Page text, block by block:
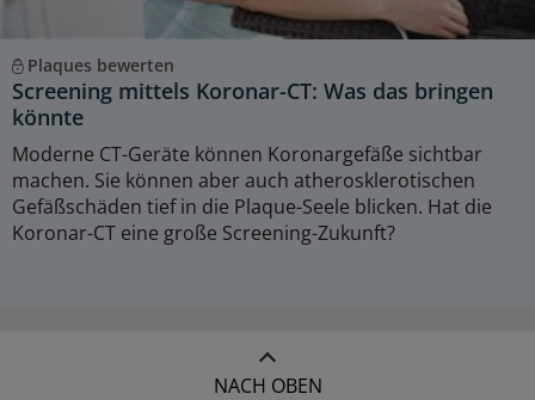
Plaques bewerten
Screening mittels Koronar-CT: Was das bringen
könnte
Moderne CT-Geräte können Koronargefäße sichtbar
machen. Sie können aber auch atherosklerotischen
Gefäßschäden tief in die Plaque-Seele blicken. Hat die
Koronar-CT eine große Screening-Zukunft?
NACH OBEN